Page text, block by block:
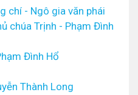
chí - Ngô gia văn phái
chúa Trịnh - Phạm Đình
Đình Hổ
Thành Long